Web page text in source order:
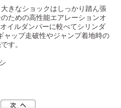
きなショックはしっかり踏ん張
ための高性能エアレーションオ
イルダンパーに較べてシリンダ
ャップ走破性やジャンプ着地時の
す。